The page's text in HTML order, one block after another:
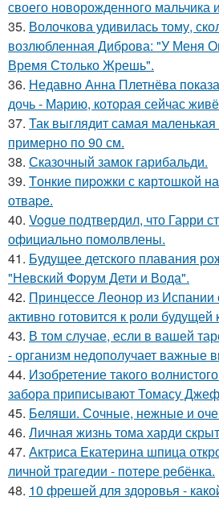
своего новорожденного мальчика
35. Волочкова удивилась тому,
возлюбленная Диброва: "У Меня
Время Столько Жрешь".
36. Недавно Анна Плетнёва
дочь - Марию, которая сейчас
37. Так выглядит самая
примерно по 90 см.
38. Сказочный замок гарибальди.
39. Tонкие пиpoжки с кaртoшкoй
отваpe.
40. Vogue подтвердил, что Гарри
официально помолвлены.
41. Будущее детского плавания
"Невский Форум Дети и Вода".
42. Принцессе Леонор из Испании
активно готовится к роли
43. В том случае, если в вашей
- организм недополучает важные
44. Изобретение такого
забора приписывают Томасу
45. Беляши. Сочные, нежные и
46. Личная жизнь тома харди
47. Актриса Екатерина шпица
личной трагедии - потере ребёнка.
48. 10 фрешей для здоровья -